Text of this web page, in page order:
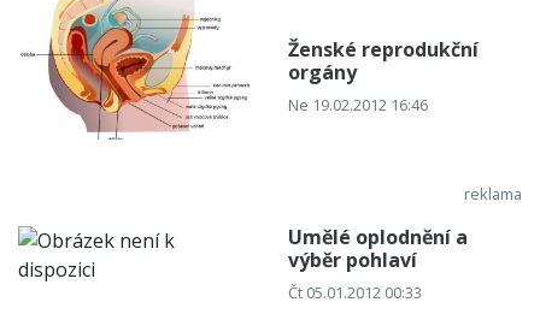
Ženské reprodukční
orgány
Ne 19.02.2012 16:46
Umělé oplodnění a
výběr pohlaví
Čt 05.01.2012 00:33